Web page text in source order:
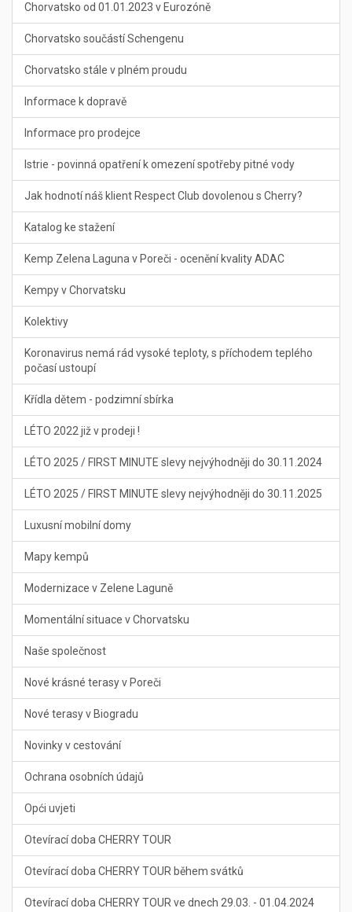
Chorvatsko od 01.01.2023 v Eurozóně
Chorvatsko součástí Schengenu
Chorvatsko stále v plném proudu
Informace k dopravě
Informace pro prodejce
Istrie - povinná opatření k omezení spotřeby pitné vody
Jak hodnotí náš klient Respect Club dovolenou s Cherry?
Katalog ke stažení
Kemp Zelena Laguna v Poreči - ocenění kvality ADAC
Kempy v Chorvatsku
Kolektivy
Koronavirus nemá rád vysoké teploty, s příchodem teplého
počasí ustoupí
Křídla dětem - podzimní sbírka
LÉTO 2022 již v prodeji !
LÉTO 2025 / FIRST MINUTE slevy nejvýhodněji do 30.11.2024
LÉTO 2025 / FIRST MINUTE slevy nejvýhodněji do 30.11.2025
Luxusní mobilní domy
Mapy kempů
Modernizace v Zelene Laguně
Momentální situace v Chorvatsku
Naše společnost
Nové krásné terasy v Poreči
Nové terasy v Biogradu
Novinky v cestování
Ochrana osobních údajů
Opći uvjeti
Otevírací doba CHERRY TOUR
Otevírací doba CHERRY TOUR během svátků
Otevírací doba CHERRY TOUR ve dnech 29.03. - 01.04.2024